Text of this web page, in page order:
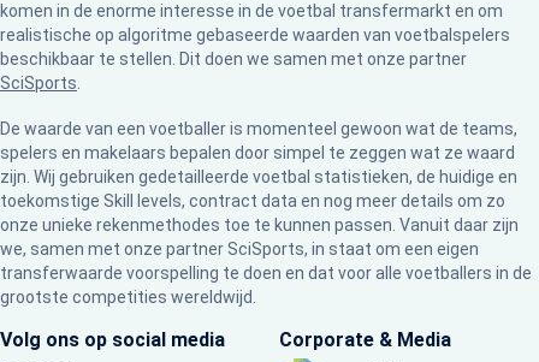
komen in de enorme interesse in de voetbal transfermarkt en om
realistische op algoritme gebaseerde waarden van voetbalspelers
beschikbaar te stellen. Dit doen we samen met onze partner
SciSports
De waarde van een voetballer is momenteel gewoon wat de teams,
spelers en makelaars bepalen door simpel te zeggen wat ze waard
zijn. Wij gebruiken gedetailleerde voetbal statistieken, de huidige en
toekomstige Skill levels, contract data en nog meer details om zo
onze unieke rekenmethodes toe te kunnen passen. Vanuit daar zijn
we, samen met onze partner SciSports, in staat om een eigen
transferwaarde voorspelling te doen en dat voor alle voetballers in de
grootste competities wereldwijd.
Volg ons op social media Corporate & Media